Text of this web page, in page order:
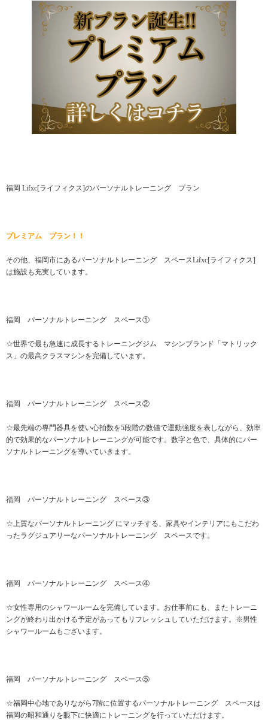
福岡 Lifxc[ライフィクス]のパーソナルトレーニング プラン
プレミアム プラン！！
その他、福岡市にあるパーソナルトレーニング スペースLifxc[ライフィクス]
は施設も充実しています。
福岡 パーソナルトレーニング スペース①
☆世界で最も急速に成長するトレーニングジム マシンブランド「マトリック
ス」の最高クラスマシンを完備しています。
福岡 パーソナルトレーニング スペース②
☆最先端の専門器具を使い心拍数を5段階の数値で運動強度を表しながら、効率
的で効果的なパーソナルトレーニングが可能です。数字と色で、具体的にパー
ソナルトレーニングを導いていきます。
福岡 パーソナルトレーニング スペース③
☆上質なパーソナルトレーニング にマッチする、家具やインテリアにもこだわ
ったラグジュアリーなパーソナルトレーニング スペースです。
福岡 パーソナルトレーニング スペース④
☆女性専用のシャワールームを完備しています。お仕事前にも、またトレーニ
ングが終わり出かける予定があってもリフレッシュしていただけます。※男性
シャワールームもございます。
福岡 パーソナルトレーニング スペース⑤
☆福岡中心地でありながら7階に位置するパーソナルトレーニング スペースは
福岡の昭和通りを眼下に快適にトレーニングを行っていただけます。